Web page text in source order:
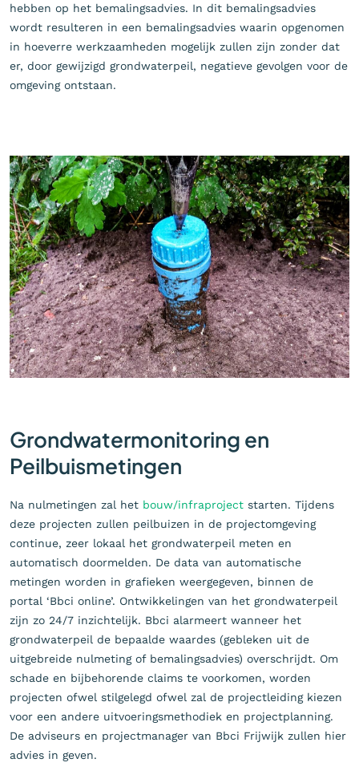
hebben op het bemalingsadvies. In dit bemalingsadvies
wordt resulteren in een bemalingsadvies waarin opgenomen
in hoeverre werkzaamheden mogelijk zullen zijn zonder dat
er, door gewijzigd grondwaterpeil, negatieve gevolgen voor de
omgeving ontstaan.
Grondwatermonitoring en
Peilbuismetingen
Na nulmetingen zal het bouw/infraproject starten. Tijdens
deze projecten zullen peilbuizen in de projectomgeving
continue, zeer lokaal het grondwaterpeil meten en
automatisch doormelden. De data van automatische
metingen worden in grafieken weergegeven, binnen de
portal ‘Bbci online’. Ontwikkelingen van het grondwaterpeil
zijn zo 24/7 inzichtelijk. Bbci alarmeert wanneer het
grondwaterpeil de bepaalde waardes (gebleken uit de
uitgebreide nulmeting of bemalingsadvies) overschrijdt. Om
schade en bijbehorende claims te voorkomen, worden
projecten ofwel stilgelegd ofwel zal de projectleiding kiezen
voor een andere uitvoeringsmethodiek en projectplanning.
De adviseurs en projectmanager van Bbci Frijwijk zullen hier
advies in geven.